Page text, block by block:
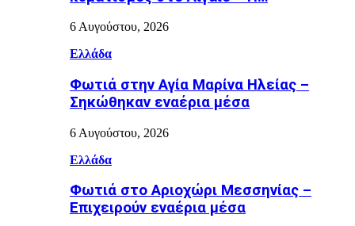
6 Αυγούστου, 2026
Ελλάδα
Φωτιά στην Aγία Μαρίνα Ηλείας –
Σηκώθηκαν εναέρια μέσα
6 Αυγούστου, 2026
Ελλάδα
Φωτιά στο Αριοχώρι Μεσσηνίας –
Επιχειρούν εναέρια μέσα